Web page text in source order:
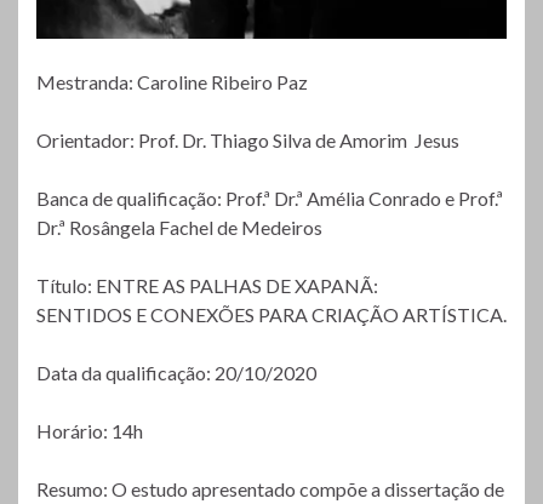
Mestranda: Caroline Ribeiro Paz
Orientador: Prof. Dr. Thiago Silva de Amorim Jesus
Banca de qualificação: Prof.ª Dr.ª Amélia Conrado e Prof.ª
Dr.ª Rosângela Fachel de Medeiros
Título: ENTRE AS PALHAS DE XAPANÃ:
SENTIDOS E CONEXÕES PARA CRIAÇÃO ARTÍSTICA.
Data da qualificação: 20/10/2020
Horário: 14h
Resumo: O estudo apresentado compõe a dissertação de